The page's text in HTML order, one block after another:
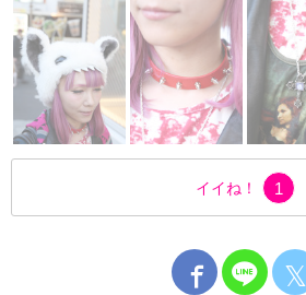
イイね！ 1
𝕏